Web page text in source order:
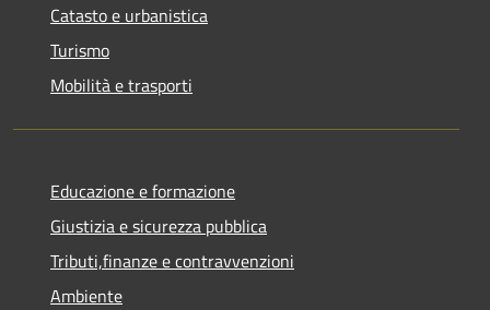
Catasto e urbanistica
Turismo
Mobilità e trasporti
Educazione e formazione
Giustizia e sicurezza pubblica
Tributi,finanze e contravvenzioni
Ambiente